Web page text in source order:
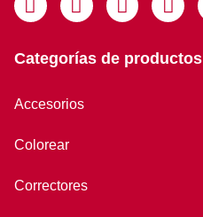
Categorías de productos
Accesorios
Colorear
Correctores